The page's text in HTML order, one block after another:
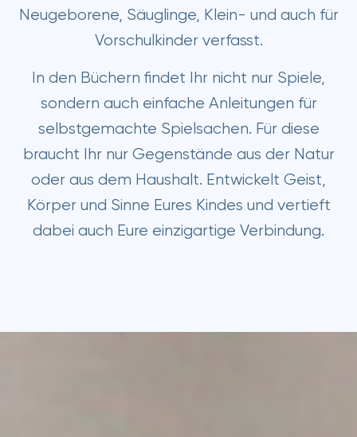
Neugeborene, Säuglinge, Klein- und auch für
Vorschulkinder verfasst.
In den Büchern findet Ihr nicht nur Spiele,
sondern auch einfache Anleitungen für
selbstgemachte Spielsachen. Für diese
braucht Ihr nur Gegenstände aus der Natur
oder aus dem Haushalt. Entwickelt Geist,
Körper und Sinne Eures Kindes und vertieft
dabei auch Eure einzigartige Verbindung.